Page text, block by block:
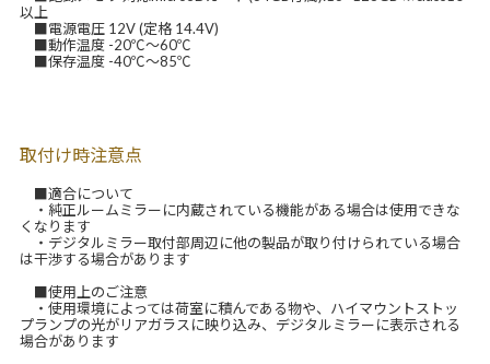
以上
■電源電圧 12V (定格 14.4V)
■動作温度 -20℃～60℃
■保存温度 -40℃～85℃
取付け時注意点
■適合について
・純正ルームミラーに内蔵されている機能がある場合は使用できな
くなります
・デジタルミラー取付部周辺に他の製品が取り付けられている場合
は干渉する場合があります
■使用上のご注意
・使用環境によっては荷室に積んである物や、ハイマウントストッ
プランプの光がリアガラスに映り込み、デジタルミラーに表示される
場合があります